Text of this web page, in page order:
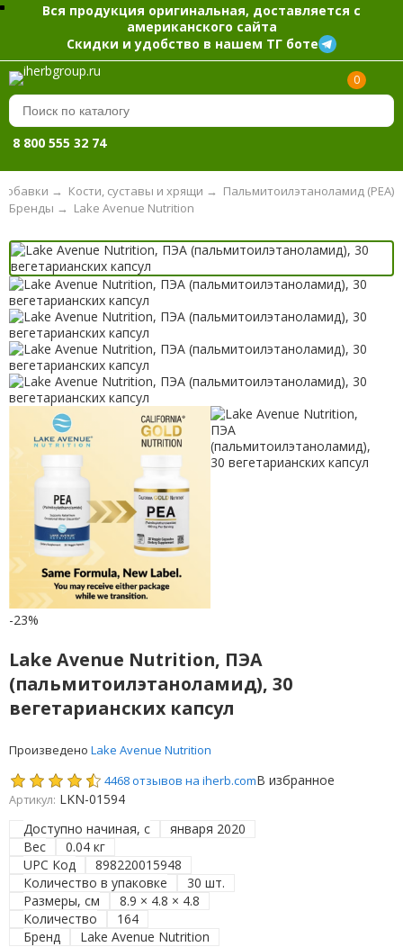
Вся продукция оригинальная, доставляется с
американского сайта
Скидки и удобство в нашем ТГ боте
0
8 800 555 32 74
→ Кости, суставы и хрящи → Пальмитоилэтаноламид (PEA)
Lake Avenue Nutrition
Бренды →
-23%
Lake Avenue Nutrition, ПЭА
(пальмитоилэтаноламид), 30
вегетарианских капсул
Произведено Lake Avenue Nutrition
4468 отзывов на iherb.comВ избранное
Артикул: LKN-01594
Доступно начиная, с
января 2020
Вес
0.04 кг
UPC Код
898220015948
Количество в упаковке
30 шт.
Размеры, см
8.9 × 4.8 × 4.8
Количество
164
Бренд
Lake Avenue Nutrition